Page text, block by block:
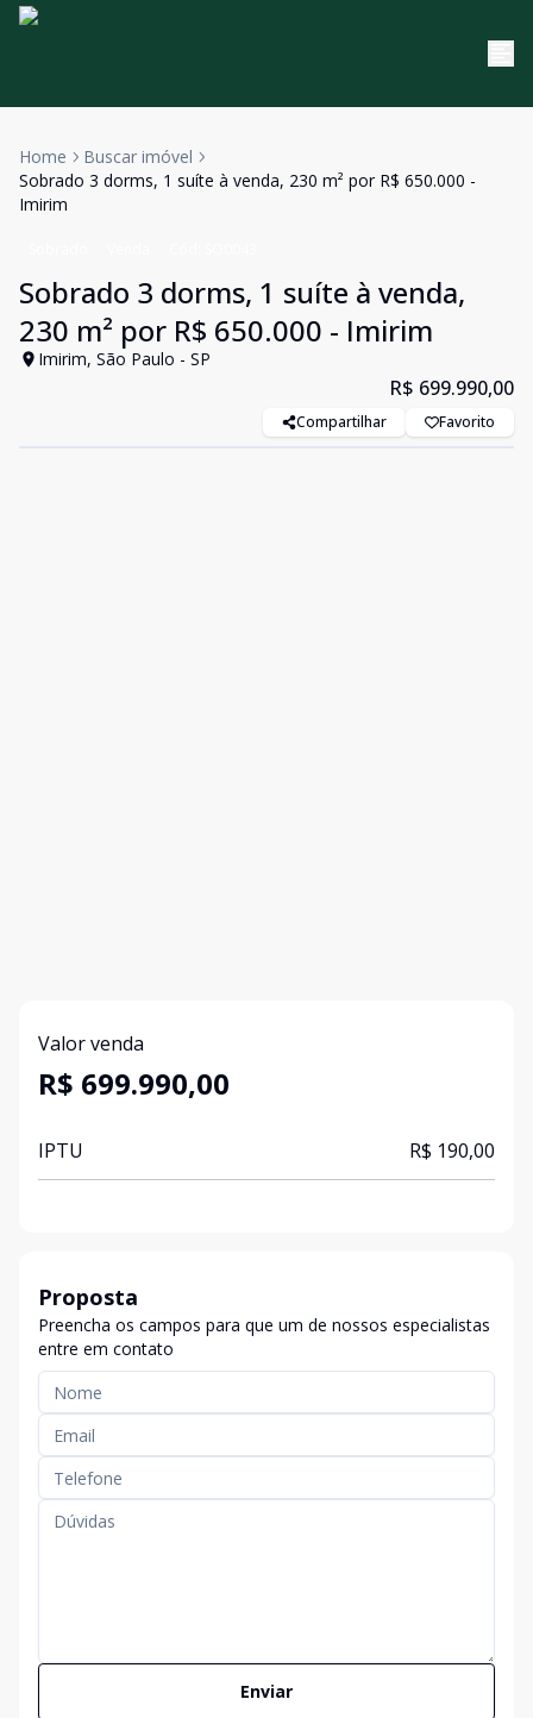
Home
Buscar imóvel
Sobrado 3 dorms, 1 suíte à venda, 230 m² por R$ 650.000 -
Imirim
Sobrado 3 dorms, 1 suíte à venda,
230 m² por R$ 650.000 - Imirim
Imirim, São Paulo - SP
R$ 699.990,00
Compartilhar Favorito
Valor venda
R$ 699.990,00
IPTU R$ 190,00
Proposta
Preencha os campos para que um de nossos especialistas
entre em contato
Enviar